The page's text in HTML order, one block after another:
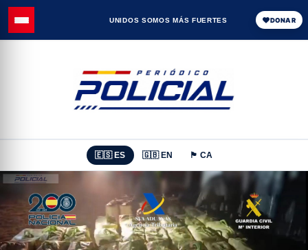
UNIDOS SOMOS MÁS FUERTES DONAR
🇪🇸 ES 🇬🇧 EN 🏴 CA